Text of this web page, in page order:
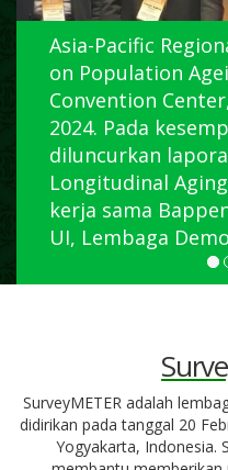
Asia-Pacific
on Population
Convention
2024. Pada
diluncurkan
Longitudinal Aging
kerja sama
UI, Lembaga
SurveyMETER adalah
didirikan pada tanggal 20
Yogyakarta, Indonesia.